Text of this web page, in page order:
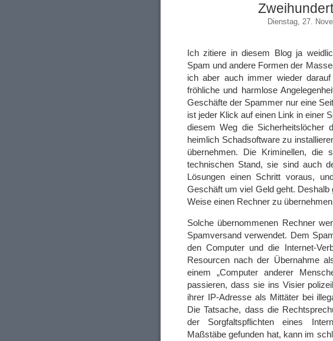
Dienstag, 27.
Ich zitiere in diesem Blog ja
Spam und andere Formen der
ich aber auch immer wieder
fröhliche und harmlose
Geschäfte der Spammer nur eine
ist jeder Klick auf einen Link in einer
diesem Weg die Sicherheitslöcher
heimlich Schadsoftware zu
übernehmen. Die Kriminellen, die
technischen Stand, sie sind auch
Lösungen einen Schritt voraus,
Geschäft um viel Geld geht. Deshalb
Weise einen Rechner zu
Solche übernommenen Rechner
Spamversand verwendet. Dem
den Computer und die Internet-
Resourcen nach der Übernahme
einem „Computer anderer
passieren, dass sie ins Visier
ihrer IP-Adresse als Mittäter bei
Die Tatsache, dass die
der Sorgfaltspflichten eines
Maßstäbe gefunden hat, kann im